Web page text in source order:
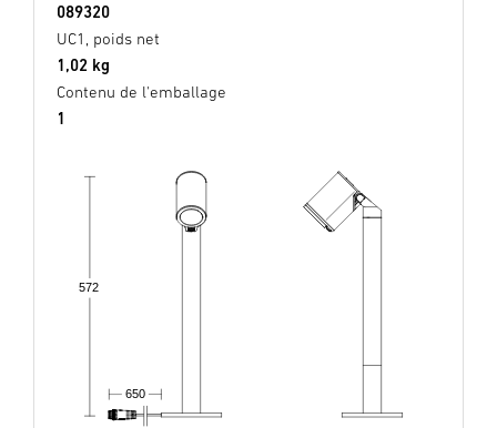
089320
UC1, poids net
1,02 kg
Contenu de l'emballage
1
650
572